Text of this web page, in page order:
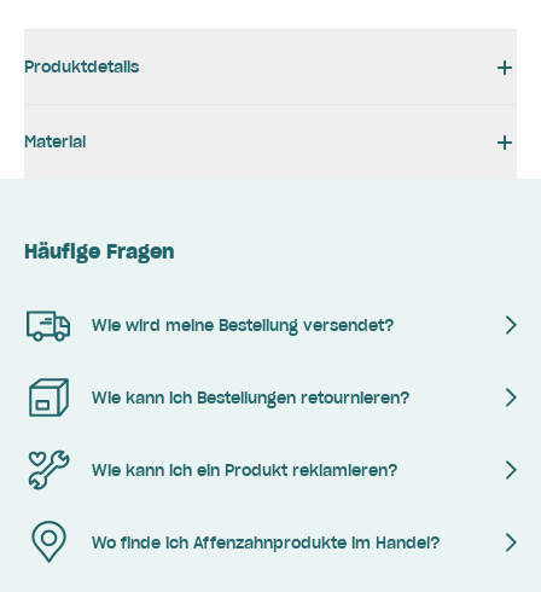
Produktdetails
Material
Häufige Fragen
Wie wird meine Bestellung versendet?
Wie kann ich Bestellungen retournieren?
Wie kann ich ein Produkt reklamieren?
Wo finde ich Affenzahnprodukte im Handel?